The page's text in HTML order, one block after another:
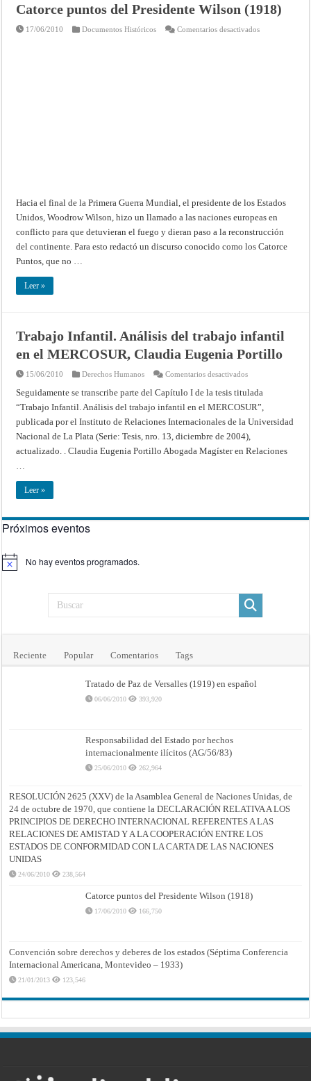
Catorce puntos del Presidente Wilson (1918)
17/06/2010 Documentos Históricos Comentarios desactivadosen
Hacia el final de la Primera Guerra Mundial, el presidente de los Estados
Unidos, Woodrow Wilson, hizo un llamado a las naciones europeas en
conflicto para que detuvieran el fuego y dieran paso a la reconstrucción
del continente. Para esto redactó un discurso conocido como los Catorce
Puntos, que no …
Leer »
Trabajo Infantil. Análisis del trabajo infantil
en el MERCOSUR, Claudia Eugenia Portillo
15/06/2010 Derechos Humanos Comentarios desactivadosen
Infantil.
del
infantil
en
el
MERCOSUR,
Seguidamente se transcribe parte del Capítulo I de la tesis titulada
“Trabajo Infantil. Análisis del trabajo infantil en el MERCOSUR”,
publicada por el Instituto de Relaciones Internacionales de la Universidad
Nacional de La Plata (Serie: Tesis, nro. 13, diciembre de 2004),
actualizado. . Claudia Eugenia Portillo Abogada Magíster en Relaciones
…
Leer »
Próximos eventos
Aviso No hay eventos programados.
Reciente Popular Comentarios Tags
Tratado de Paz de Versalles (1919) en español
06/06/2010 393,920
Responsabilidad del Estado por hechos
internacionalmente ilícitos (AG/56/83)
25/06/2010 262,964
RESOLUCIÓN 2625 (XXV) de la Asamblea General de Naciones Unidas, de
24 de octubre de 1970, que contiene la DECLARACIÓN RELATIVA A LOS
PRINCIPIOS DE DERECHO INTERNACIONAL REFERENTES A LAS
RELACIONES DE AMISTAD Y A LA COOPERACIÓN ENTRE LOS
ESTADOS DE CONFORMIDAD CON LA CARTA DE LAS NACIONES
UNIDAS
24/06/2010 238,564
Catorce puntos del Presidente Wilson (1918)
17/06/2010 166,750
Convención sobre derechos y deberes de los estados (Séptima Conferencia
Internacional Americana, Montevideo – 1933)
21/01/2013 123,546